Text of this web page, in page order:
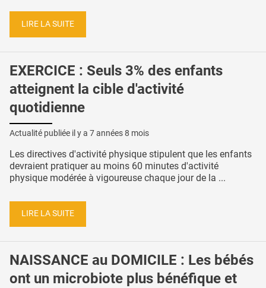
LIRE LA SUITE
EXERCICE : Seuls 3% des enfants
atteignent la cible d'activité
quotidienne
Actualité publiée il y a 7 années 8 mois
Les directives d'activité physique stipulent que les enfants
devraient pratiquer au moins 60 minutes d'activité
physique modérée à vigoureuse chaque jour de la ...
LIRE LA SUITE
NAISSANCE au DOMICILE : Les bébés
ont un microbiote plus bénéfique et